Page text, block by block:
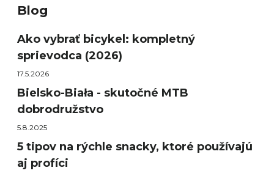
Blog
Ako vybrať bicykel: kompletný
sprievodca (2026)
17.5.2026
Bielsko-Biała - skutočné MTB
dobrodružstvo
5.8.2025
5 tipov na rýchle snacky, ktoré používajú
aj profíci